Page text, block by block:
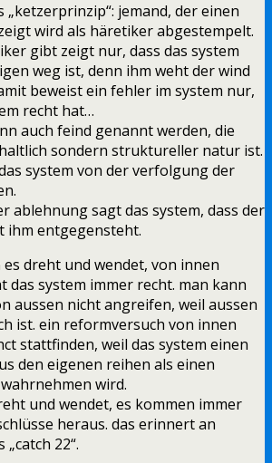
„ketzerprinzip“: jemand, der einen
wird als häretiker abgestempelt.
gibt zeigt nur, dass das system
weg ist, denn ihm weht der wind
beweist ein fehler im system nur,
recht hat…
auch feind genannt werden, die
sondern struktureller natur ist.
system von der verfolgung der
ablehnung sagt das system, dass der
ihm entgegensteht.
dreht und wendet, von innen
das system immer recht. man kann
aussen nicht angreifen, weil aussen
ist. ein reformversuch von innen
stattfinden, weil das system einen
den eigenen reihen als einen
wird.
und wendet, es kommen immer
heraus. das erinnert an
22“.